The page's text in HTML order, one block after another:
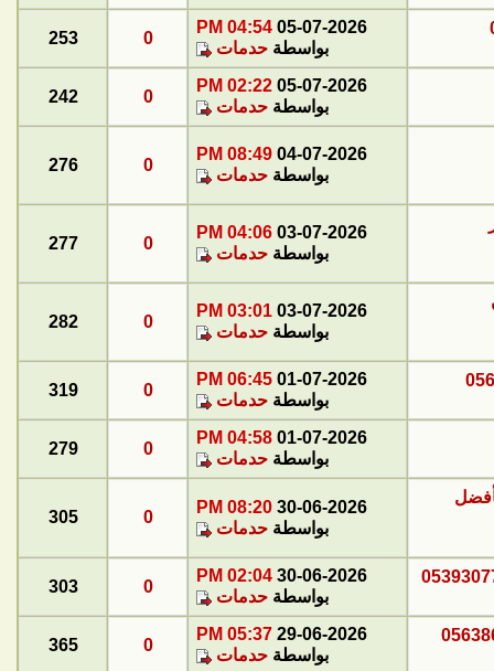
05-07-2026
04:54 PM
بواسطة حدمات
0
253
05-07-2026
02:22 PM
بواسطة حدمات
0
242
04-07-2026
08:49 PM
بواسطة حدمات
0
276
03-07-2026
04:06 PM
بواسطة حدمات
0
277
03-07-2026
03:01 PM
بواسطة حدمات
0
282
01-07-2026
06:45 PM
بواسطة حدمات
0
319
01-07-2026
04:58 PM
بواسطة حدمات
0
279
30-06-2026
08:20 PM
بواسطة حدمات
0
305
30-06-2026
02:04 PM
بواسطة حدمات
0
303
29-06-2026
05:37 PM
بواسطة حدمات
0
365